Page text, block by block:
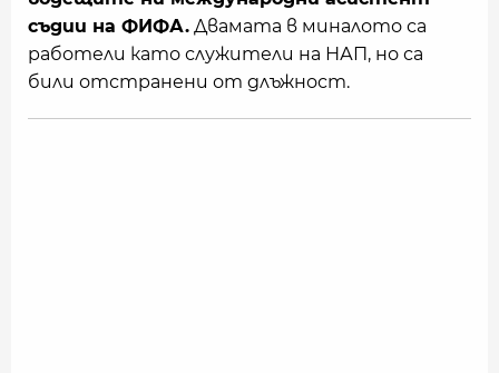
съдии на ФИФА. Двамата в миналото са
работели като служители на НАП, но са
били отстранени от длъжност.